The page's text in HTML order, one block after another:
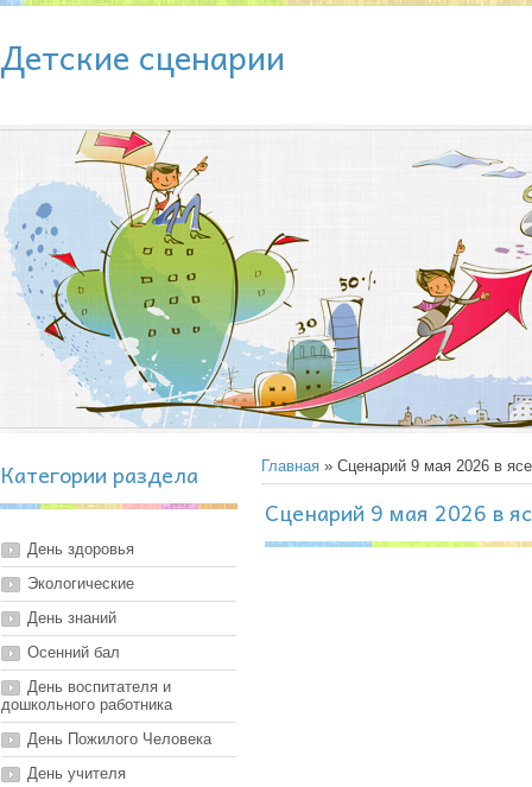
Детские сценарии
Категории раздела
День здоровья
Экологические
День знаний
Осенний бал
День воспитателя и
дошкольного работника
День Пожилого Человека
День учителя
Главная » Сценарий 9 мая 2026 в
Сценарий 9 мая 2026 в